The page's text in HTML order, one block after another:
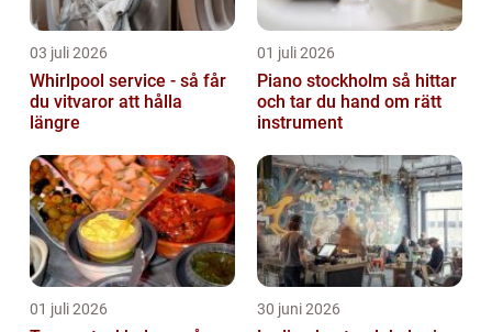
03 juli 2026
Whirlpool service - så får
du vitvaror att hålla
längre
01 juli 2026
Piano stockholm så hittar
och tar du hand om rätt
instrument
01 juli 2026 30 juni 2026